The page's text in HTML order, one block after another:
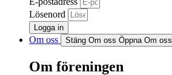
Lösenord
Logga in
Om oss Stäng Om oss Öppna Om oss
Om föreningen